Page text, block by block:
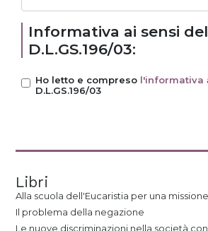
Informativa ai sensi del
D.L.GS.196/03:
Ho letto e compreso l'informativa
D.L.GS.196/03
Libri
Alla scuola dell'Eucaristia per una
Il problema della negazione
Le nuove discriminazioni nella società